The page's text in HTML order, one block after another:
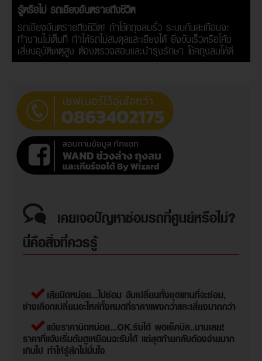
รู้หรือไม่ รถเอียงอันตรายถึงชีวิต
รถเอียงอันตรายถึงชีวิต! ถ้าโช้คถุงลมรั่ว ระบบกันสะเทือนจะ
ทำงานไม่เต็มที่ ทำให้รถไม่สมดุลและเอียงได้ ยิ่งขับเร็วหรือโค้ง
เสี่ยงอุบัติเหตุสูง ต้องตรวจสอบและบำรุงรักษา โช้คถุงลมให้ดี
เคยเจอปัญหาซ่อมรถที่ศูนย์หรือไม่?
นี่คือสิ่งที่ควรรู้
เสียนิดหน่อย...ไม่ซ่อม จับเปลี่ยนทั้งชุดแทนที่จะซ่อม,
ช่างเลือกเปลี่ยนอะไหล่ทั้งหมดที่ราคาแพงกว่าและเสี่ยงมากกว่า
แจ้งราคานิดหน่อย...OK.รับได้ พอเช็คบิล..บานเลย!
ราคาที่แจ้งเริ่มต้นดูเหมือนจะรับได้ แต่สุดท้ายกลับต้องจ่ายมาก
เกินไป ทำให้รู้สึกไม่มั่นใจ